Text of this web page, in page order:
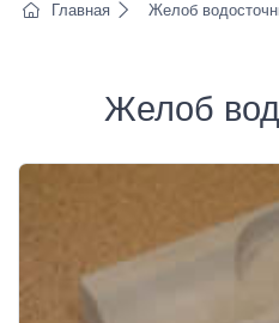
Главная Желоб
Желоб